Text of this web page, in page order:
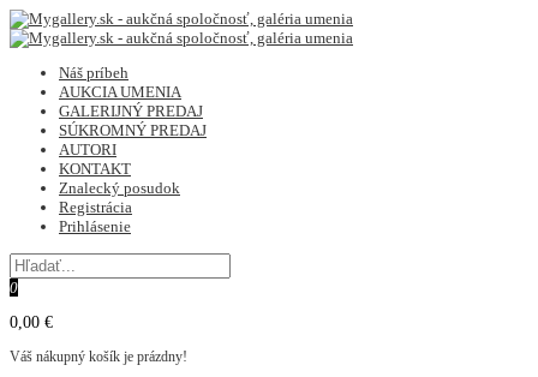
Náš príbeh
AUKCIA UMENIA
GALERIJNÝ PREDAJ
SÚKROMNÝ PREDAJ
AUTORI
KONTAKT
Znalecký posudok
Registrácia
Prihlásenie
0
0,00 €
Váš nákupný košík je prázdny!